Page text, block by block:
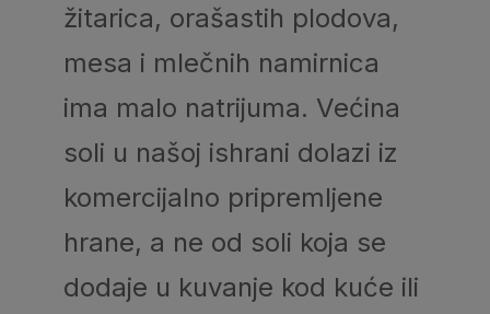
žitarica, orašastih plodova,
mesa i mlečnih namirnica
ima malo natrijuma. Većina
soli u našoj ishrani dolazi iz
komercijalno pripremljene
hrane, a ne od soli koja se
dodaje u kuvanje kod kuće ili